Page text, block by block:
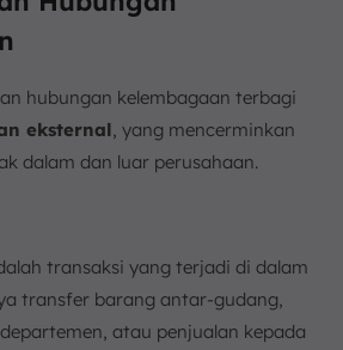
hubungan kelembagaan terbagi
eksternal , yang mencerminkan
dalam dan luar perusahaan.
transaksi yang terjadi di dalam
transfer barang antar-gudang,
atau penjualan kepada